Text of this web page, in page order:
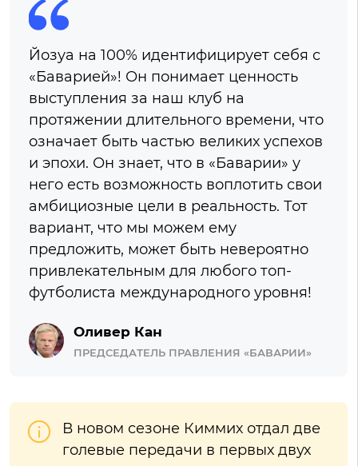
Йозуа на 100% идентифицирует себя с
«Баварией»! Он понимает ценность
выступления за наш клуб на
протяжении длительного времени, что
означает быть частью великих успехов
и эпохи. Он знает, что в «Баварии» у
него есть возможность воплотить свои
амбициозные цели в реальность. Тот
вариант, что мы можем ему
предложить, может быть невероятно
привлекательным для любого топ-
футболиста международного уровня!
Оливер Кан
ПРЕДСЕДАТЕЛЬ ПРАВЛЕНИЯ «БАВАРИИ»
В новом сезоне Киммих отдал две
голевые передачи в первых двух